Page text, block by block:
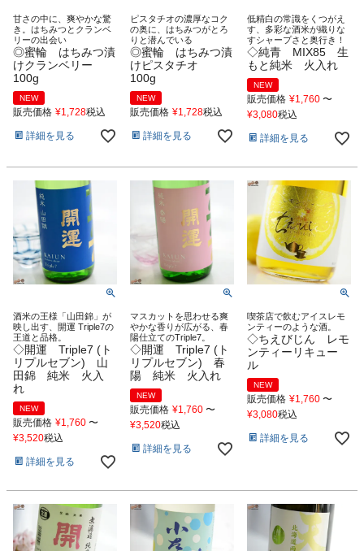
甘さの中に、爽やかな驚
き。はちみつとクランベ
リーの出会い
◎蜜輪 はちみつ漬
けクランベリー
100g
NEW
販売価格 ¥1,728税込
詳細を見る
ピスタチオの濃厚なコク
の奥に、はちみつがとろ
りと潜んでいる
◎蜜輪 はちみつ漬
けピスタチオ
100g
NEW
販売価格 ¥1,728税込
詳細を見る
低精白の常識をくつがえ
す、多彩な酒米が織りな
すシャープさと奥行き！
◇純青 MIX85 生
もと純米 火入れ
NEW
販売価格 ¥1,760 〜
¥3,080税込
詳細を見る
酒米の王様「山田錦」が
映し出す、開運 Triple7の
王道と品格。
◇開運 Triple7 (ト
リプルセブン) 山
田錦 純米 火入
れ
NEW
販売価格 ¥1,760 〜
¥3,520税込
詳細を見る
マスカットを思わせる爽
やかな香りが広がる、春
陽仕立てのTriple7。
◇開運 Triple7 (ト
リプルセブン) 春
陽 純米 火入れ
NEW
販売価格 ¥1,760 〜
¥3,520税込
詳細を見る
喫茶店で飲むアイスレモ
ンティーのような酒。
◇ちえびじん レモ
ンティーリキュー
ル
NEW
販売価格 ¥1,760 〜
¥3,080税込
詳細を見る